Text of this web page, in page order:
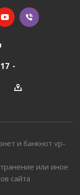
и банкнот vp-
или иное
сайта